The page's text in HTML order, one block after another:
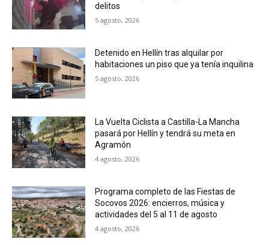
delitos
5 agosto, 2026
Detenido en Hellín tras alquilar por
habitaciones un piso que ya tenía inquilina
5 agosto, 2026
La Vuelta Ciclista a Castilla-La Mancha
pasará por Hellín y tendrá su meta en
Agramón
4 agosto, 2026
Programa completo de las Fiestas de
Socovos 2026: encierros, música y
actividades del 5 al 11 de agosto
4 agosto, 2026